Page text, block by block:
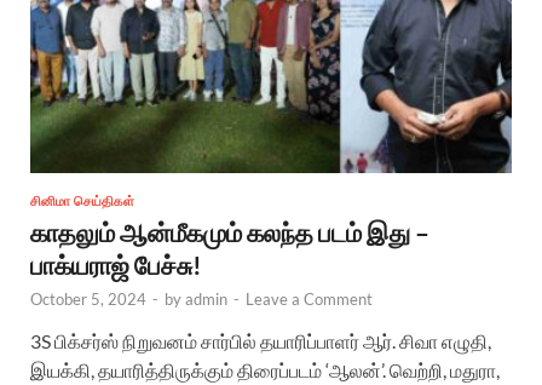
சினிமா செய்திகள்
காதலும் ஆன்மீகமும் கலந்த படம் இது –
பாக்யராஜ் பேச்சு!
October 5, 2024 - byadmin - Leave a Comment
3S பிக்சர்ஸ் நிறுவனம் சார்பில் தயாரிப்பாளர் ஆர். சிவா எழுதி,
இயக்கி, தயாரித்திருக்கும் திரைப்படம் ‘ஆலன்’. வெற்றி, மதுரா,